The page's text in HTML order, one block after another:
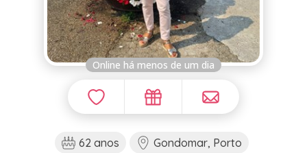
Online há menos de um dia
62 anos
Gondomar, Porto